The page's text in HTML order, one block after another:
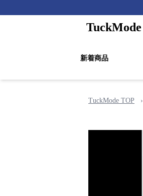
TuckMode
新着商品
TuckMode TOP ›